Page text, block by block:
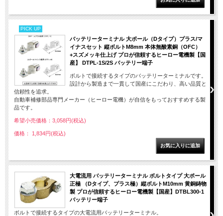
PICK UP
バッテリーターミナル 大ポール（Dタイプ）プラス/マ
イナスセット 縦ボルトM8mm 本体無酸素銅（OFC）
+スズメッキ仕上げ プロが信頼するヒーロー電機製【国
産】 DTPL-1S/2S バッテリー端子
ボルトで接続するタイプのバッテリーターミナルです。
設計から製造まで一貫して国産にこだわり、高い品質と
信頼性を追求。
自動車補修部品専門メーカー（ヒーロー電機）が自信をもっておすすめする製
品です。
希望小売価格：3,058円(税込)
価格： 1,834円(税込)
大電流用 バッテリーターミナル ボルトタイプ 大ポール
正極 （Dタイプ、プラス極）縦ボルトM10mm 黄銅鋳物
製 プロが信頼するヒーロー電機製【国産】DTBL300-1
バッテリー端子
ボルトで接続するタイプの大電流用バッテリーターミナル。